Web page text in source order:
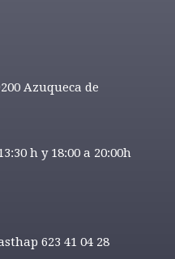
Azuqueca de
h y 18:00 a 20:00h
623 41 04 28